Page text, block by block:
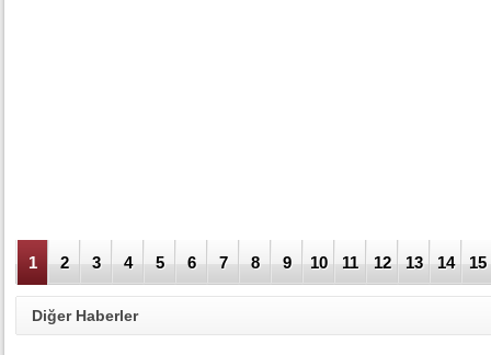
1 2 3 4 5 6 7 8 9 10 11 12 13 14 15
Diğer Haberler